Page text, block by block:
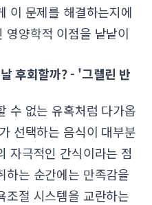
이 문제를 해결하는지에
영양학적 이점을 낱낱이
후회할까? - '그렐린 반
수 없는 유혹처럼 다가옵
선택하는 음식이 대부분
자극적인 간식이라는 점
하는 순간에는 만족감을
조절 시스템을 교란하는